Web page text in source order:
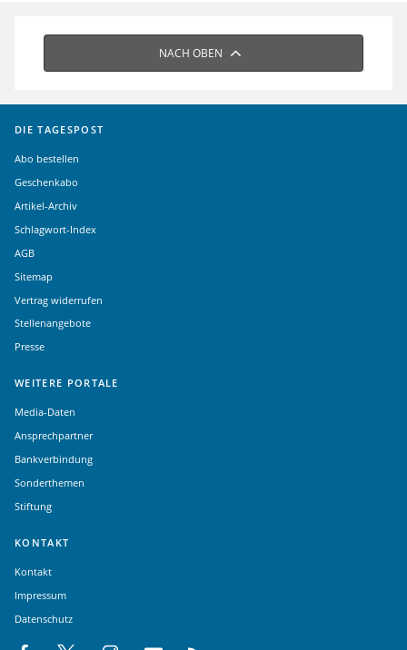
NACH OBEN
DIE TAGESPOST
Abo bestellen
Geschenkabo
Artikel-Archiv
Schlagwort-Index
AGB
Sitemap
Vertrag widerrufen
Stellenangebote
Presse
WEITERE PORTALE
Media-Daten
Ansprechpartner
Bankverbindung
Sonderthemen
Stiftung
KONTAKT
Kontakt
Impressum
Datenschutz